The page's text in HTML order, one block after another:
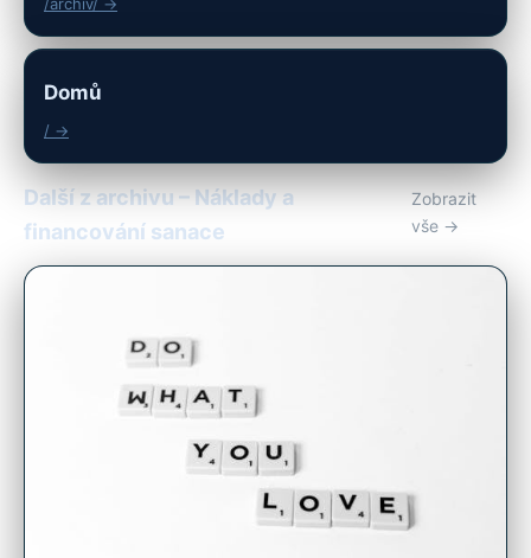
Domů
/ →
Další z archivu – Náklady a
financování sanace
Zobrazit
vše →